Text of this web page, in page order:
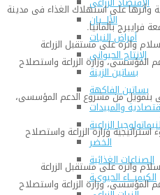
الألـــبان
أمراض النبات
الإنتاج الحيواني
بساتين الزينة
بساتين الفاكهة
والمبيدات
الزراعية
الخضر
الصناعات الغذائية
الكيميـــاء الحيوية
وأثرها على استهلاك الغذاء فى مدينة
فرايبرج بألمانيا.
واثره على مستقبل الزراعة
المؤسسى، وزارة الزراعة واستصلاح
بتمويل من مشروع الدعم المؤسسى،
وزارة الزراعة واستصلاح
واثره على مستقبل الزراعة
المؤسسى، وزارة الزراعة واستصلاح